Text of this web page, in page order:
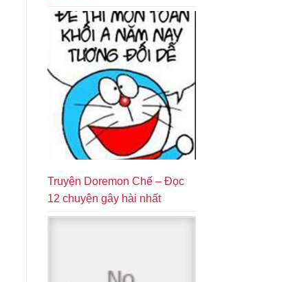
Truyện Doremon Chế – Đọc
12 chuyện gây hài nhất